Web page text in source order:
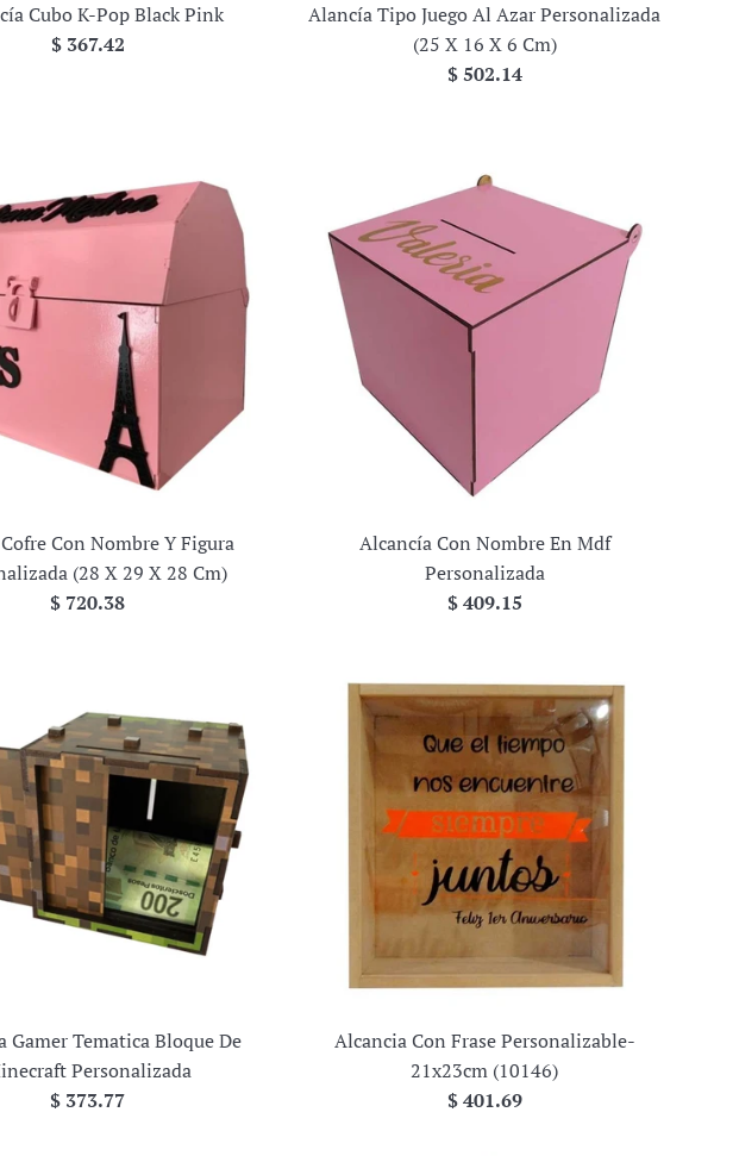
Cubo K-Pop Black Pink
Precio
$ 367.42
Alancía Tipo Juego Al Azar Personalizada
(25 X 16 X 6 Cm)
Precio
$ 502.14
Con Nombre Y Figura
(28 X 29 X 28 Cm)
Precio
$ 720.38
Alcancía Con Nombre En Mdf
Personalizada
Precio
$ 409.15
Gamer Tematica Bloque De
Personalizada
Precio
$ 373.77
Alcancia Con Frase Personalizable-
21x23cm (10146)
Precio
$ 401.69